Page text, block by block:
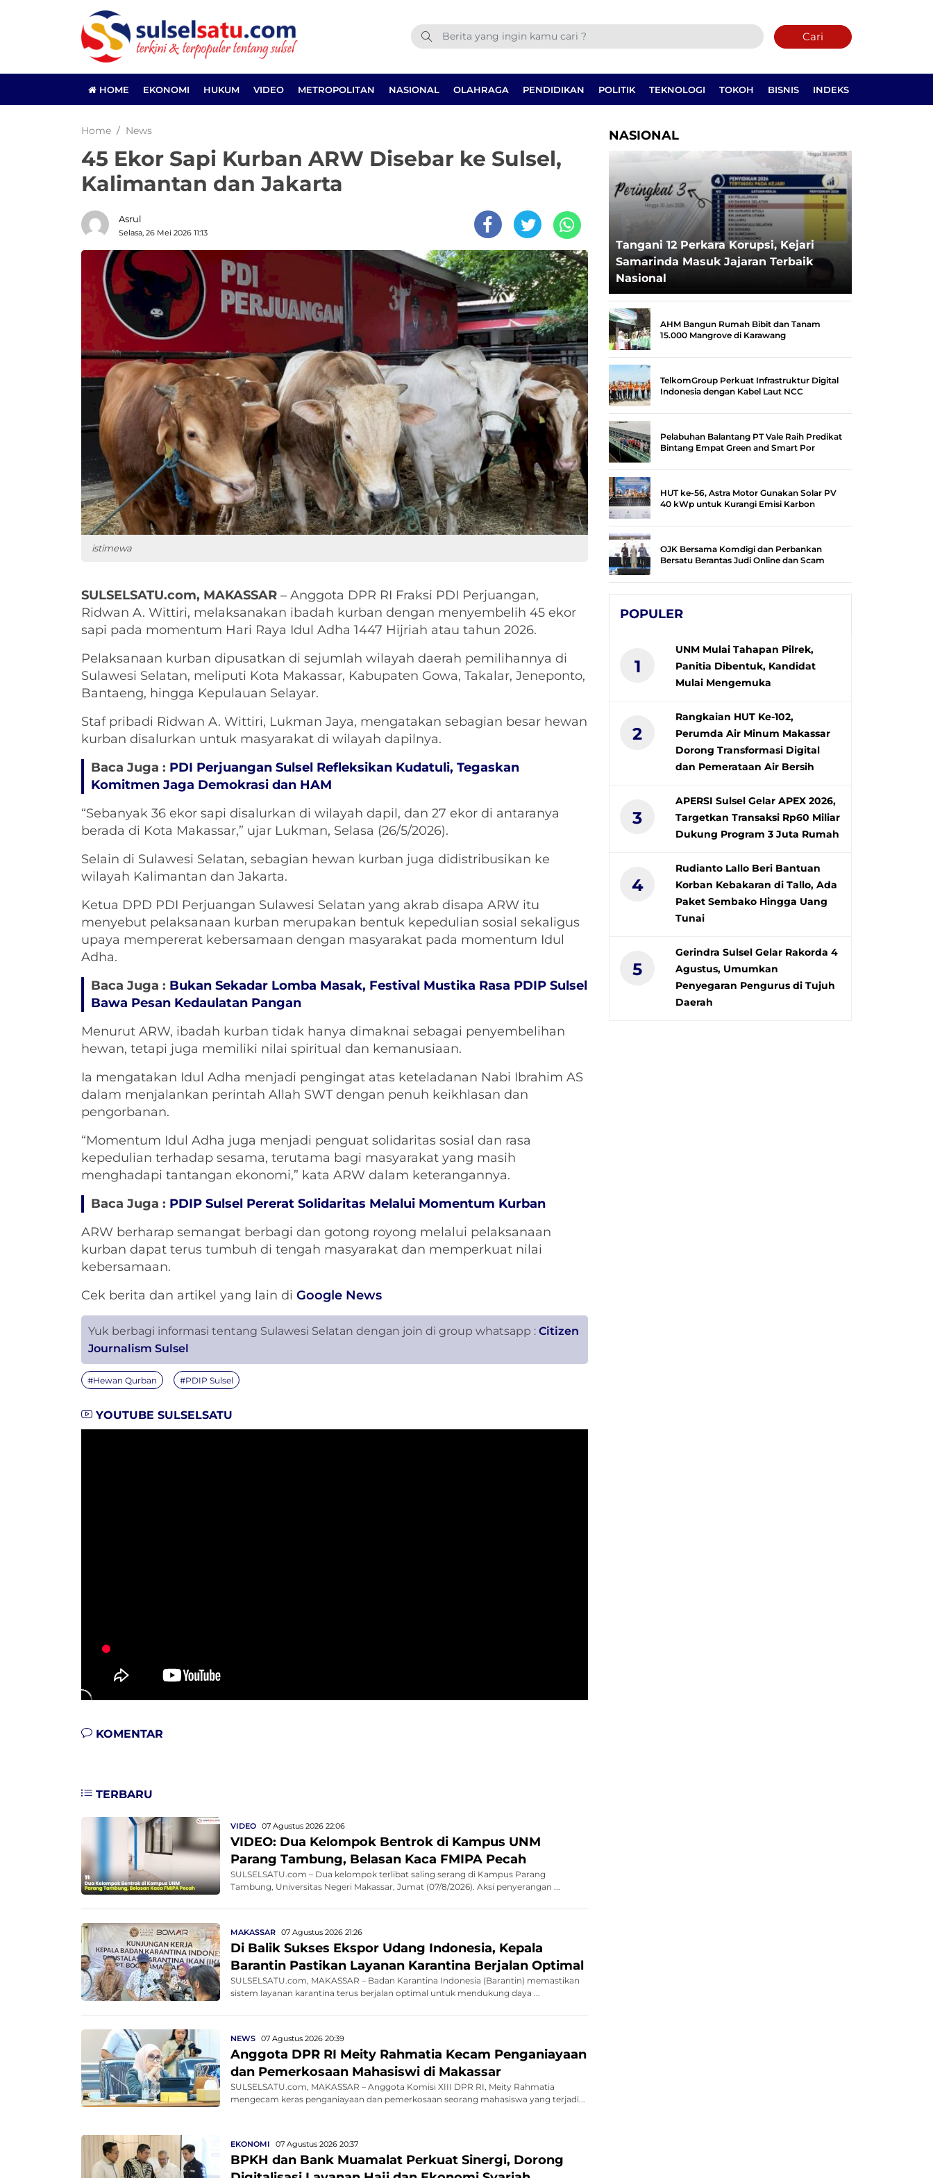
Cari
HOME EKONOMI HUKUM VIDEO METROPOLITAN NASIONAL OLAHRAGA PENDIDIKAN POLITIK TEKNOLOGI TOKOH BISNIS INDEKS
Home News
45 Ekor Sapi Kurban ARW Disebar ke Sulsel,
Kalimantan dan Jakarta
Asrul
Selasa, 26 Mei 2026 11:13
istimewa
SULSELSATU.com, MAKASSAR – Anggota DPR RI Fraksi PDI Perjuangan,
Ridwan A. Wittiri, melaksanakan ibadah kurban dengan menyembelih 45 ekor
sapi pada momentum Hari Raya Idul Adha 1447 Hijriah atau tahun 2026.
Pelaksanaan kurban dipusatkan di sejumlah wilayah daerah pemilihannya di
Sulawesi Selatan, meliputi Kota Makassar, Kabupaten Gowa, Takalar, Jeneponto,
Bantaeng, hingga Kepulauan Selayar.
Staf pribadi Ridwan A. Wittiri, Lukman Jaya, mengatakan sebagian besar hewan
kurban disalurkan untuk masyarakat di wilayah dapilnya.
Baca Juga : PDI Perjuangan Sulsel Refleksikan Kudatuli, Tegaskan
Komitmen Jaga Demokrasi dan HAM
“Sebanyak 36 ekor sapi disalurkan di wilayah dapil, dan 27 ekor di antaranya
berada di Kota Makassar,” ujar Lukman, Selasa (26/5/2026).
Selain di Sulawesi Selatan, sebagian hewan kurban juga didistribusikan ke
wilayah Kalimantan dan Jakarta.
Ketua DPD PDI Perjuangan Sulawesi Selatan yang akrab disapa ARW itu
menyebut pelaksanaan kurban merupakan bentuk kepedulian sosial sekaligus
upaya mempererat kebersamaan dengan masyarakat pada momentum Idul
Adha.
Baca Juga : Bukan Sekadar Lomba Masak, Festival Mustika Rasa PDIP Sulsel
Bawa Pesan Kedaulatan Pangan
Menurut ARW, ibadah kurban tidak hanya dimaknai sebagai penyembelihan
hewan, tetapi juga memiliki nilai spiritual dan kemanusiaan.
Ia mengatakan Idul Adha menjadi pengingat atas keteladanan Nabi Ibrahim AS
dalam menjalankan perintah Allah SWT dengan penuh keikhlasan dan
pengorbanan.
“Momentum Idul Adha juga menjadi penguat solidaritas sosial dan rasa
kepedulian terhadap sesama, terutama bagi masyarakat yang masih
menghadapi tantangan ekonomi,” kata ARW dalam keterangannya.
Baca Juga : PDIP Sulsel Pererat Solidaritas Melalui Momentum Kurban
ARW berharap semangat berbagi dan gotong royong melalui pelaksanaan
kurban dapat terus tumbuh di tengah masyarakat dan memperkuat nilai
kebersamaan.
Cek berita dan artikel yang lain di Google News
Yuk berbagi informasi tentang Sulawesi Selatan dengan join di group whatsapp : Citizen
Journalism Sulsel
#Hewan Qurban #PDIP Sulsel
YOUTUBE SULSELSATU
KOMENTAR
TERBARU
VIDEO 07 Agustus 2026 22:06
VIDEO: Dua Kelompok Bentrok di Kampus UNM
Parang Tambung, Belasan Kaca FMIPA Pecah
SULSELSATU.com – Dua kelompok terlibat saling serang di Kampus Parang
Tambung, Universitas Negeri Makassar, Jumat (07/8/2026). Aksi penyerangan ...
MAKASSAR 07 Agustus 2026 21:26
Di Balik Sukses Ekspor Udang Indonesia, Kepala
Barantin Pastikan Layanan Karantina Berjalan Optimal
SULSELSATU.com, MAKASSAR – Badan Karantina Indonesia (Barantin) memastikan
sistem layanan karantina terus berjalan optimal untuk mendukung daya ...
NEWS 07 Agustus 2026 20:39
Anggota DPR RI Meity Rahmatia Kecam Penganiayaan
dan Pemerkosaan Mahasiswi di Makassar
SULSELSATU.com, MAKASSAR – Anggota Komisi XIII DPR RI, Meity Rahmatia
mengecam keras penganiayaan dan pemerkosaan seorang mahasiswa yang terjadi...
EKONOMI 07 Agustus 2026 20:37
BPKH dan Bank Muamalat Perkuat Sinergi, Dorong
NASIONAL
Tangani 12 Perkara Korupsi, Kejari
Samarinda Masuk Jajaran Terbaik
Nasional
AHM Bangun Rumah Bibit dan Tanam
15.000 Mangrove di Karawang
TelkomGroup Perkuat Infrastruktur Digital
Indonesia dengan Kabel Laut NCC
Pelabuhan Balantang PT Vale Raih Predikat
Bintang Empat Green and Smart Por
HUT ke-56, Astra Motor Gunakan Solar PV
40 kWp untuk Kurangi Emisi Karbon
OJK Bersama Komdigi dan Perbankan
Bersatu Berantas Judi Online dan Scam
POPULER
1
UNM Mulai Tahapan Pilrek,
Panitia Dibentuk, Kandidat
Mulai Mengemuka
2
Rangkaian HUT Ke-102,
Perumda Air Minum Makassar
Dorong Transformasi Digital
dan Pemerataan Air Bersih
3
APERSI Sulsel Gelar APEX 2026,
Targetkan Transaksi Rp60 Miliar
Dukung Program 3 Juta Rumah
4
Rudianto Lallo Beri Bantuan
Korban Kebakaran di Tallo, Ada
Paket Sembako Hingga Uang
Tunai
5
Gerindra Sulsel Gelar Rakorda 4
Agustus, Umumkan
Penyegaran Pengurus di Tujuh
Daerah